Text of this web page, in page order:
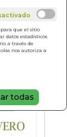
que el sitio
datos estadísticos
a través de
nos autoriza a
todas